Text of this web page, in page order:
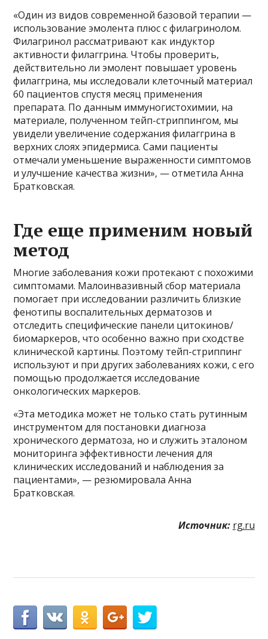
«Один из видов современной базовой терапии —
использование эмолента плюс с филагринолом.
Филагринол рассматривают как индуктор
активности филаггрина. Чтобы проверить,
действительно ли эмолент повышает уровень
филаггрина, мы исследовали клеточный материал
60 пациентов спустя месяц применения
препарата. По данным иммуногистохимии, на
материале, полученном тейп-стриппингом, мы
увидели увеличение содержания филаггрина в
верхних слоях эпидермиса. Сами пациенты
отмечали уменьшение выраженности симптомов
и улучшение качества жизни», — отметила Анна
Братковская.
Где еще применим новый
метод
Многие заболевания кожи протекают с похожими
симптомами. Малоинвазивный сбор материала
помогает при исследовании различить близкие
фенотипы воспалительных дерматозов и
отследить специфические панели цитокинов/
биомаркеров, что особенно важно при сходстве
клинической картины. Поэтому тейп-стриппинг
используют и при других заболеваниях кожи, с его
помощью продолжается исследование
онкологических маркеров.
«Эта методика может не только стать рутинным
инструментом для постановки диагноза
хронического дерматоза, но и служить эталоном
мониторинга эффективности лечения для
клинических исследований и наблюдения за
пациентами», — резюмировала Анна
Братковская.
Источник: rg.ru